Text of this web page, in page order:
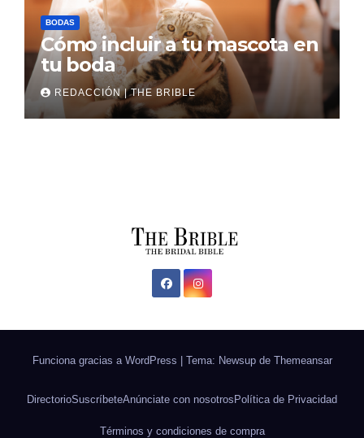
BODAS
Cómo incluir a tu mascota en
tu boda
REDACCIÓN | THE BRIBLE
Funciona gracias a WordPress Tema: Newsup de Themeansar
DirectorioSuscríbeteAnúnciate con nosotros Política de Privacidad
Términos y condiciones de compra